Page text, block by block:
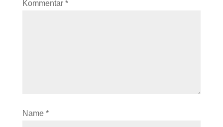
Kommentar *
Name *